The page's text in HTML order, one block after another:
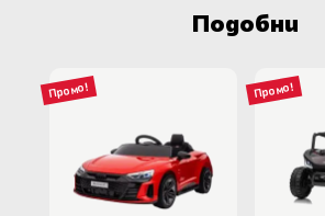
Подобни
Промо! Промо!